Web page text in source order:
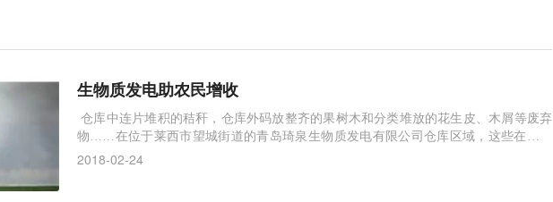
生物质发电助农民增收
仓库中连片堆积的秸秆，仓库外码放整齐的果树木和分类堆放的花生皮、木屑等废弃
物……在位于莱西市望城街道的青岛琦泉生物质发电有限公司仓库区域，这些在农民
眼中地道的“废弃物”“垃圾”，却是企业发电的“绿色能源”。公司副总经理展恩亮告诉笔
2018-02-24